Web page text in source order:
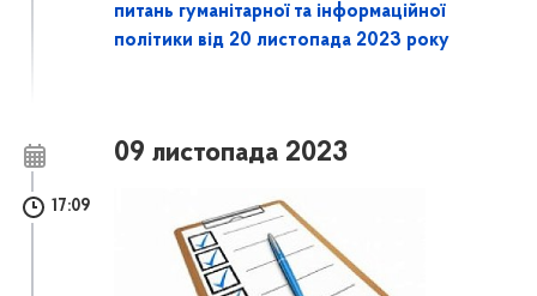
питань гуманітарної та інформаційної
політики від 20 листопада 2023 року
09 листопада 2023
17:09